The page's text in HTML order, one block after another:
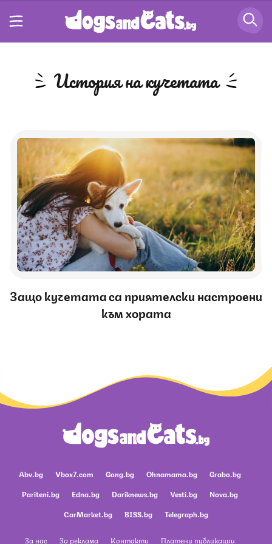
история на кучетата
Защо кучетата са приятелски настроени
към хората
Abv.bg Vbox7.com Gong.bg Ohnamama.bg
Grabo.bg
Pariteni.bg
Edna.bg Dariknews.bg Vesti.bg
Nova.bg
CarMarket.bg
BISS.bg Telegraph.bg
За нас За реклама Контакти Платени публикации